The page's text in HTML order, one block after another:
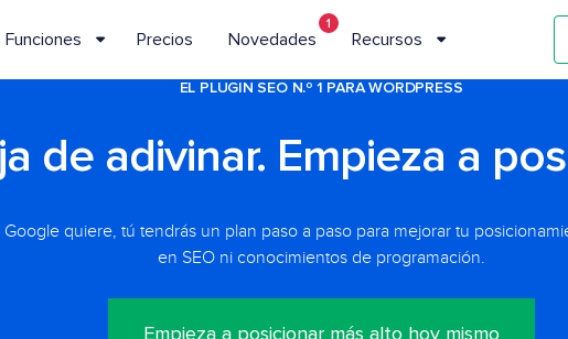
Funciones Precios Novedades
1
Recursos
EL PLUGIN SEO N.º 1 PARA WORDPRESS
de adivinar. Empieza a
quiere, tú tendrás un plan paso a paso para mejorar tu
en SEO ni conocimientos de programación.
Empieza a posicionar más alto hoy mismo